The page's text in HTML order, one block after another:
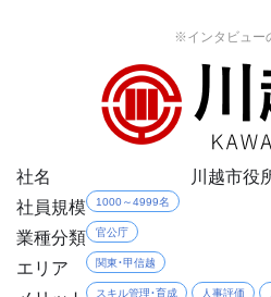
※インタビュー
社名
川越市役
社員規模
1000～4999名
業種分類 官公庁
エリア 関東・甲信越
スキル管理・育成 人事評価